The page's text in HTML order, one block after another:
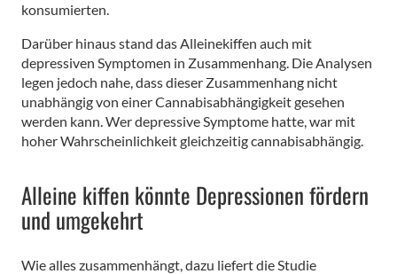
konsumierten.
Darüber hinaus stand das Alleinekiffen auch mit
depressiven Symptomen in Zusammenhang. Die Analysen
legen jedoch nahe, dass dieser Zusammenhang nicht
unabhängig von einer Cannabisabhängigkeit gesehen
werden kann. Wer depressive Symptome hatte, war mit
hoher Wahrscheinlichkeit gleichzeitig cannabisabhängig.
Alleine kiffen könnte Depressionen fördern
und umgekehrt
Wie alles zusammenhängt, dazu liefert die Studie